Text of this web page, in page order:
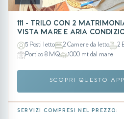
111 - TRILO CON 2
VISTA MARE E ARIA
5 Posti letto 2 Camere da letto 2
Portico 8 MQ
1000 mt dal mare
SCOPRI QUESTO
SERVIZI COMPRESI NEL PREZZO: